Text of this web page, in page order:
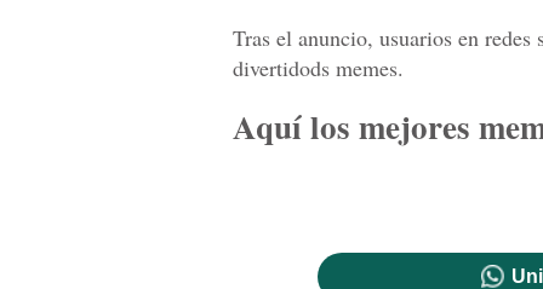
Tras el anuncio, usuarios en
divertidods memes.
Aquí los mejores